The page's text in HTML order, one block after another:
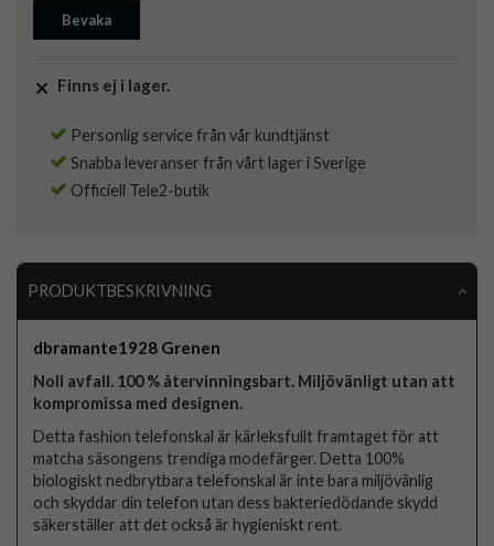
Bevaka
Finns ej i lager.
Personlig service från vår kundtjänst
Snabba leveranser från vårt lager i Sverige
Officiell Tele2-butik
PRODUKTBESKRIVNING
dbramante1928 Grenen
Noll avfall. 100 % återvinningsbart. Miljövänligt utan att
kompromissa med designen.
Detta fashion telefonskal är kärleksfullt framtaget för att
matcha säsongens trendiga modefärger. Detta 100%
biologiskt nedbrytbara telefonskal är inte bara miljövänlig
och skyddar din telefon utan dess bakteriedödande skydd
säkerställer att det också är hygieniskt rent.